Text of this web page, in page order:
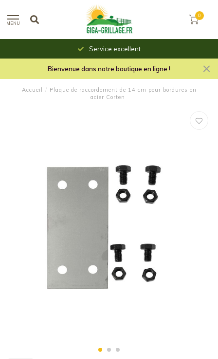
MENU
0
Service excellent
Bienvenue dans notre boutique en ligne !
Accueil / Plaque de raccordement de 14 cm pour bordures en
acier Corten